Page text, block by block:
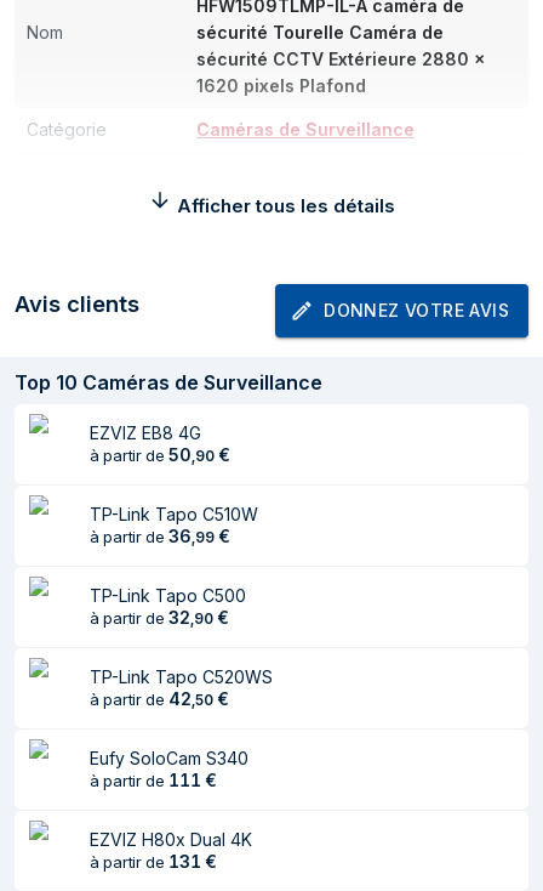
Nom
HFW1509TLMP-IL-A caméra de
sécurité Tourelle Caméra de
sécurité CCTV Extérieure 2880 x
1620 pixels Plafond
Catégorie Caméras de Surveillance
Nombre de lentilles 1
Capacité du zoom Oui
Zoom numérique 4x
Distance de
détection
66 m
Distance
d'observation
reconnaissance
Nombre maximum
d'ouverture
1
Distance
d'identification
6,6 m
Afficher tous les détails
Avis clients DONNEZ VOTRE AVIS
Top 10 Caméras de Surveillance
EZVIZ EB8 4G
à partir de 50,90 €
TP-Link Tapo C510W
à partir de 36,99 €
TP-Link Tapo C500
à partir de 32,90 €
TP-Link Tapo C520WS
à partir de 42,50 €
Eufy SoloCam S340
à partir de 111 €
EZVIZ H80x Dual 4K
à partir de 131 €